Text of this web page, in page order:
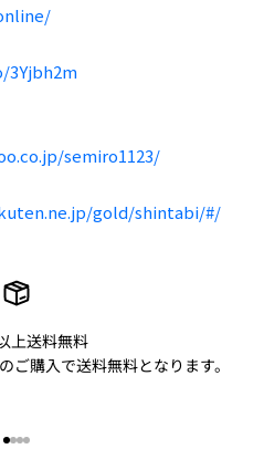
3Yjbh2m
semiro1123/
gold/shintabi/#/
上送料無料
購入で送料無料となります。